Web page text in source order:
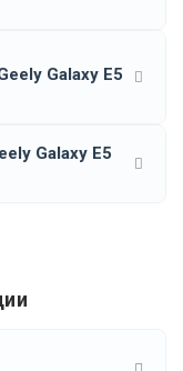
Galaxy E5
Galaxy E5